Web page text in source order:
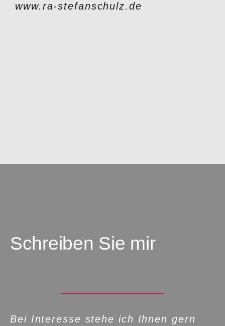
www.ra-stefanschulz.de
Schreiben Sie mir
Bei Interesse stehe ich Ihnen gern